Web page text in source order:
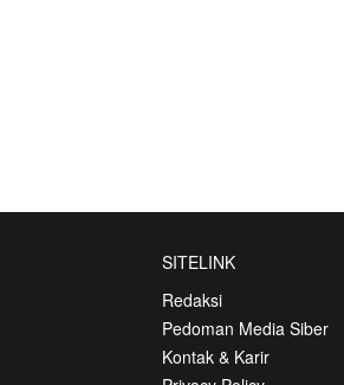
SITELINK
Redaksi
Pedoman Media Siber
Kontak & Karir